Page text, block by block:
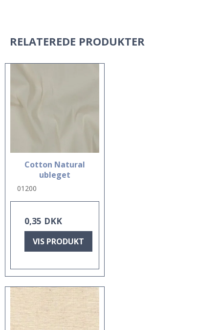
RELATEREDE PRODUKTER
Cotton Natural
ubleget
01200
0,35 DKK
VIS PRODUKT